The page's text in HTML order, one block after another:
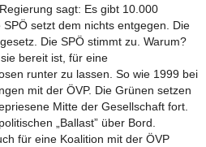
sagt: Es gibt 10.000
setzt dem nichts entgegen. Die
Die SPÖ stimmt zu. Warum?
bereit ist, für eine
runter zu lassen. So wie 1999 bei
mit der ÖVP. Die Grünen setzen
Mitte der Gesellschaft fort.
„Ballast” über Bord.
für eine Koalition mit der ÖVP